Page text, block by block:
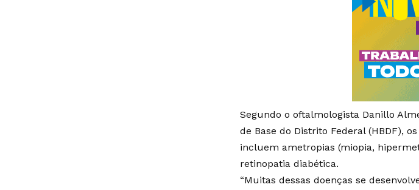
Segundo o oftalmologista Danillo
de Base do Distrito Federal (HBDF),
incluem ametropias (miopia,
retinopatia diabética.
“Muitas dessas doenças se